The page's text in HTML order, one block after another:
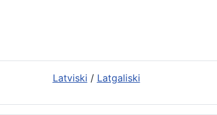
Latviski / Latgaliski